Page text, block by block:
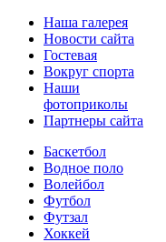
Наша галерея
Новости сайта
Гостевая
Вокруг спорта
Наши
фотоприколы
Партнеры сайта
Баскетбол
Водное поло
Волейбол
Футбол
Футзал
Хоккей